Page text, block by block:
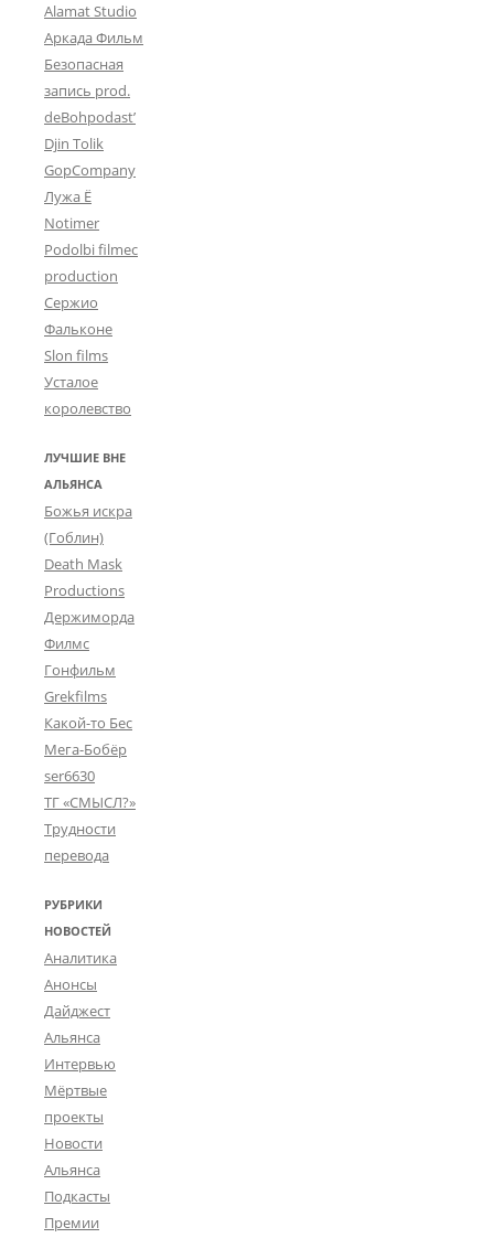
Alamat Studio
Аркада Фильм
Безопасная
запись prod.
deBohpodast’
Djin Tolik
GopCompany
Лужа Ё
Notimer
Podolbi filmec
production
Сержио
Фальконе
Slon films
Усталое
королевство
ЛУЧШИЕ ВНЕ
АЛЬЯНСА
Божья искра
(Гоблин)
Death Mask
Productions
Держиморда
Филмс
Гонфильм
Grekfilms
Какой-то Бес
Мега-Бобёр
ser6630
ТГ «СМЫСЛ?»
Трудности
перевода
РУБРИКИ
НОВОСТЕЙ
Аналитика
Анонсы
Дайджест
Альянса
Интервью
Мёртвые
проекты
Новости
Альянса
Подкасты
Премии